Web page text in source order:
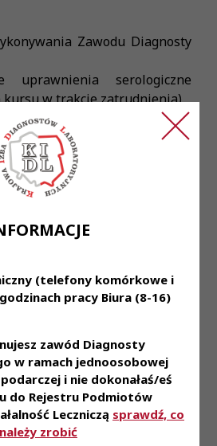
(telefony komórkowe i
pracy Biura (8-16)
zawód Diagnosty
w ramach jednoosobowej
i nie dokonałaś/eś
do Rejestru Podmiotów
Leczniczą sprawdź, co
należy zrobić
Zawodu Diagnosty
serologiczne
kursu w trakcie zatrudnienia)
manualne w pracy
pracy
w zespole
dokładność i sumienność w
dla naszych pracowników i
do karty Multisport oraz
z prywatnej opieki
laboratorium pozwalającą
i stosowanie najnowszej